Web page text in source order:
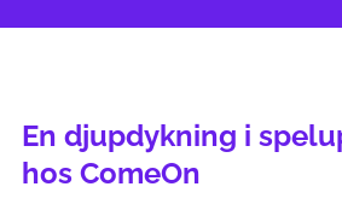
En djupdykning i
hos ComeOn